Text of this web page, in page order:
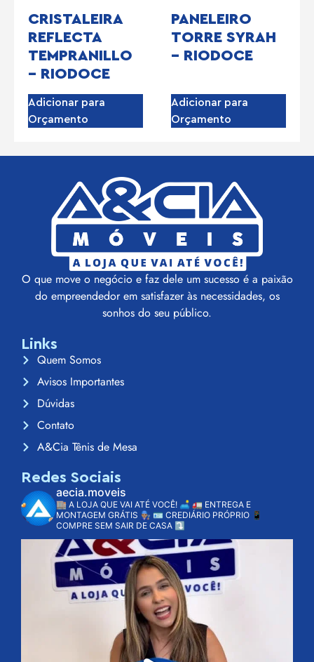
CRISTALEIRA
REFLECTA
TEMPRANILLO
– RIODOCE
Adicionar para
Orçamento
PANELEIRO
TORRE SYRAH
– RIODOCE
Adicionar para
Orçamento
O que move o negócio e faz dele um sucesso é a paixão
do empreendedor em satisfazer às necessidades, os
sonhos do seu público.
Links
Quem Somos
Avisos Importantes
Dúvidas
Contato
A&Cia Tênis de Mesa
Redes Sociais
aecia.moveis
🏬 A LOJA QUE VAI ATÉ VOCÊ! 🛋️ 🚛 ENTREGA E
MONTAGEM GRÁTIS 👨🏽‍🔧 🪪 CREDIÁRIO PRÓPRIO 📱
COMPRE SEM SAIR DE CASA ⤵️